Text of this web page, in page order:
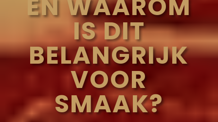
EN WAAROM
IS DIT
BELANGRIJK
VOOR
SMAAK?